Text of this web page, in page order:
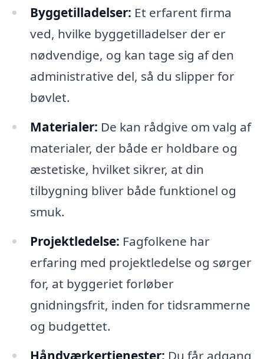
Byggetilladelser: Et erfarent firma
ved, hvilke byggetilladelser der er
nødvendige, og kan tage sig af den
administrative del, så du slipper for
bøvlet.
Materialer: De kan rådgive om valg af
materialer, der både er holdbare og
æstetiske, hvilket sikrer, at din
tilbygning bliver både funktionel og
smuk.
Projektledelse: Fagfolkene har
erfaring med projektledelse og sørger
for, at byggeriet forløber
gnidningsfrit, inden for tidsrammerne
og budgettet.
Håndværkertjenester: Du får adgang